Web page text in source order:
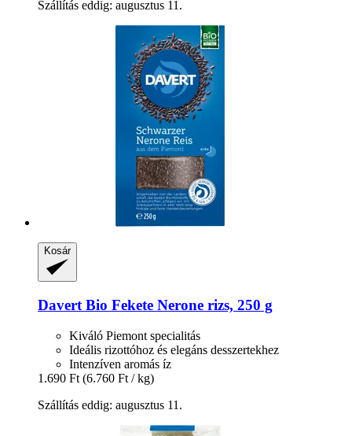
Szállítás eddig: augusztus 11.
Kosár
Davert Bio Fekete Nerone rizs, 250 g
Kiváló Piemont specialitás
Ideális rizottóhoz és elegáns desszertekhez
Intenzíven aromás íz
1.690 Ft (6.760 Ft / kg)
Szállítás eddig: augusztus 11.